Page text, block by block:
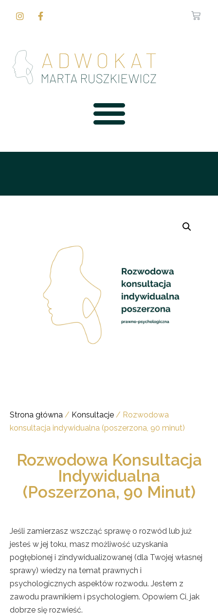
Strona główna / Konsultacje / Rozwodowa
konsultacja indywidualna (poszerzona, 90 minut)
Rozwodowa Konsultacja
Indywidualna
(poszerzona, 90 Minut)
Jeśli zamierzasz wszcząć sprawę o rozwód lub już
jesteś w jej toku, masz możliwość uzyskania
pogłębionej i zindywidualizowanej (dla Twojej własnej
sprawy) wiedzy na temat prawnych i
psychologicznych aspektów rozwodu. Jestem z
zawodu prawnikiem i psychologiem. Opowiem Ci, jak
dobrze się rozwieść.